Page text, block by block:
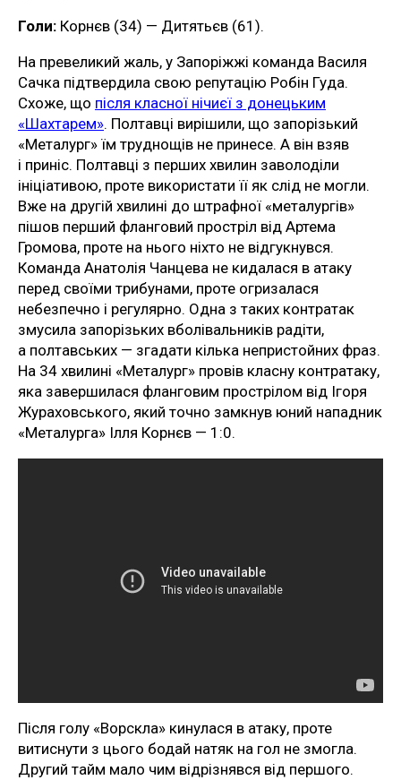
Голи: Корнєв (34) — Дитятьєв (61).
На превеликий жаль, у Запоріжжі команда Василя
Сачка підтвердила свою репутацію Робін Гуда.
Схоже, що після класної нічиєї з донецьким
«Шахтарем». Полтавці вирішили, що запорізький
«Металург» їм труднощів не принесе. А він взяв
і приніс. Полтавці з перших хвилин заволоділи
ініціативою, проте використати її як слід не могли.
Вже на другій хвилині до штрафної «металургів»
пішов перший фланговий простріл від Артема
Громова, проте на нього ніхто не відгукнувся.
Команда Анатолія Чанцева не кидалася в атаку
перед своїми трибунами, проте огризалася
небезпечно і регулярно. Одна з таких контратак
змусила запорізьких вболівальників радіти,
а полтавських — згадати кілька непристойних фраз.
На 34 хвилині «Металург» провів класну контратаку,
яка завершилася фланговим прострілом від Ігоря
Жураховського, який точно замкнув юний нападник
«Металурга» Ілля Корнєв — 1:0.
Після голу «Ворскла» кинулася в атаку, проте
витиснути з цього бодай натяк на гол не змогла.
Другий тайм мало чим відрізнявся від першого.